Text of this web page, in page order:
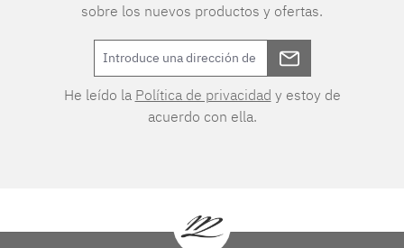
sobre los nuevos productos y ofertas.
He leído la Política de privacidad y estoy de
acuerdo con ella.